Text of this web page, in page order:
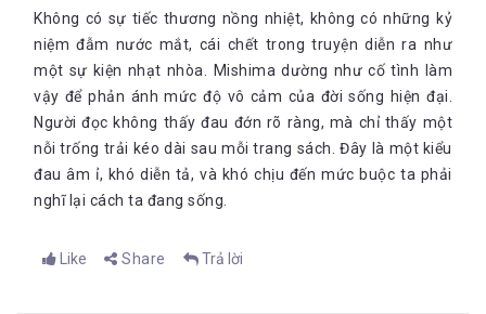
Không có sự tiếc thương nồng nhiệt, không có những kỷ
niệm đẫm nước mắt, cái chết trong truyện diễn ra như
một sự kiện nhạt nhòa. Mishima dường như cố tình làm
vậy để phản ánh mức độ vô cảm của đời sống hiện đại.
Người đọc không thấy đau đớn rõ ràng, mà chỉ thấy một
nỗi trống trải kéo dài sau mỗi trang sách. Đây là một kiểu
đau âm ỉ, khó diễn tả, và khó chịu đến mức buộc ta phải
nghĩ lại cách ta đang sống.
Like Share Trả lời